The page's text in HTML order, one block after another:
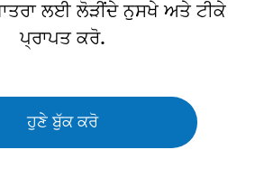
ਲਈ ਲੋੜੀਂਦੇ ਨੁਸਖੇ ਅਤੇ ਟੀਕੇ
ਪ੍ਰਾਪਤ ਕਰੋ.
ਹੁਣੇ ਬੁੱਕ ਕਰੋ